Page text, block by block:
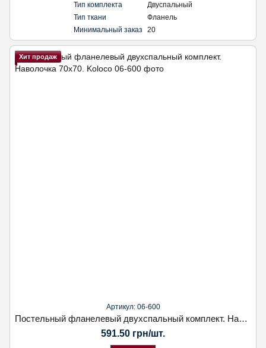
Тип комплекта
Двуспальный
Тип ткани
Фланель
Минимальный заказ
20
Хит продаж
Артикул: 06-600
Постельный фланелевый двухспальный комплект. Наволочка 70х70. Koloco
591.50 грн/шт.